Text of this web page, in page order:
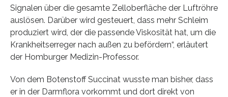
Signalen über die gesamte Zelloberfläche der Luftröhre
auslösen. Darüber wird gesteuert, dass mehr Schleim
produziert wird, der die passende Viskosität hat, um die
Krankheitserreger nach außen zu befördern“, erläutert
der Homburger Medizin-Professor.
Von dem Botenstoff Succinat wusste man bisher, dass
er in der Darmflora vorkommt und dort direkt von